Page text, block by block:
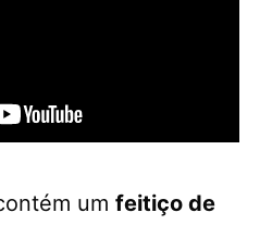
um feitiço de